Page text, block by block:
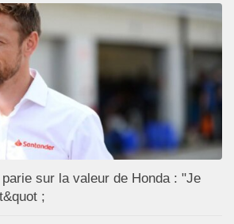
sur la valeur de Honda : "Je
;